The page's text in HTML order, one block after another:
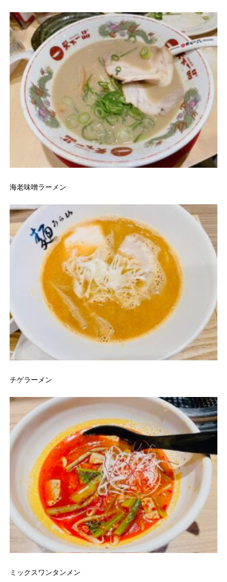
海老味噌ラーメン
チゲラーメン
ミックスワンタンメン